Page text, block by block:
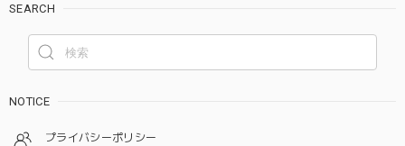
SEARCH
NOTICE
プライバシーポリシー